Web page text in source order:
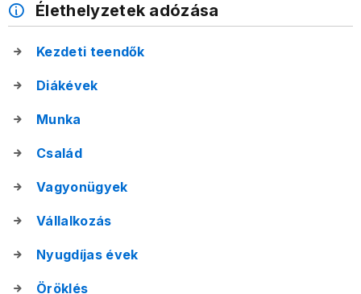
Élethelyzetek adózása
Kezdeti teendők
Diákévek
Munka
Család
Vagyonügyek
Vállalkozás
Nyugdíjas évek
Öröklés